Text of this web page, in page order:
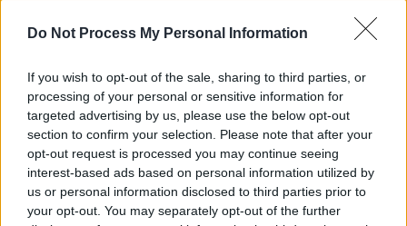
Do Not Process My Personal Information
If you wish to opt-out of the sale, sharing to third parties, or
processing of your personal or sensitive information for
targeted advertising by us, please use the below opt-out
section to confirm your selection. Please note that after your
opt-out request is processed you may continue seeing
interest-based ads based on personal information utilized by
us or personal information disclosed to third parties prior to
your opt-out. You may separately opt-out of the further
Γεωδυναμικού Ινστιτούτου του Εθνικού
Αστεροσκοπείου , το εστιακό του βάθος
ήταν 13,3 χιλιόμετρα, και ακολούθησαν
μικρότεροι μετασεισμοί, με τον μεγαλύτερο
να έχει μέγεθος 4,2 Ρίχτερ. Ακολούθησε
επίσης ένας μετασεισμός4,1 Ρίχτερ.